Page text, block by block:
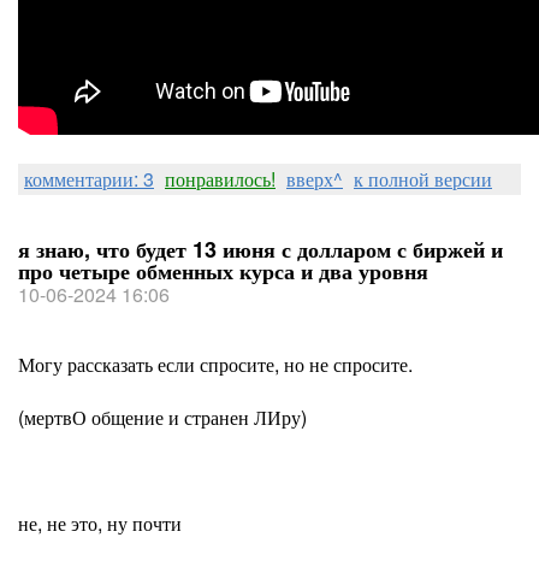
комментарии: 3 понравилось! вверх^ к полной версии
я знаю, что будет 13 июня с долларом с биржей и
про четыре обменных курса и два уровня
10-06-2024 16:06
Могу рассказать если спросите, но не спросите.
(мертвО общение и странен ЛИру)
не, не это, ну почти